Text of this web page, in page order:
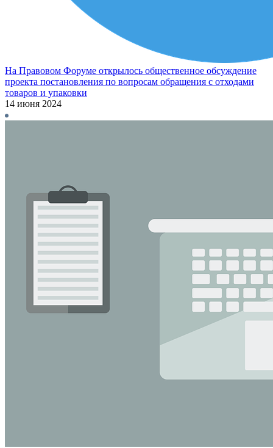
На Правовом Форуме открылось общественное обсуждение
проекта постановления по вопросам обращения с отходами
товаров и упаковки
14 июня 2024